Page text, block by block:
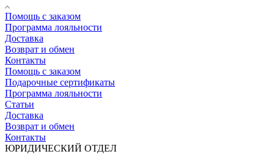
Помощь с заказом
Программа лояльности
Доставка
Возврат и обмен
Контакты
Помощь с заказом
Подарочные сертификаты
Программа лояльности
Статьи
Доставка
Возврат и обмен
Контакты
ЮРИДИЧЕСКИЙ ОТДЕЛ